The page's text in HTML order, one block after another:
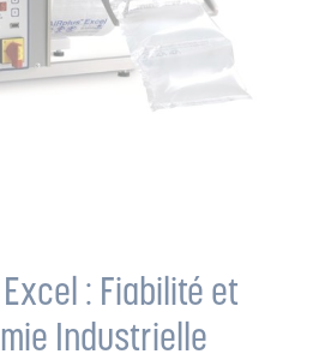
: Fiabilité et
Industrielle